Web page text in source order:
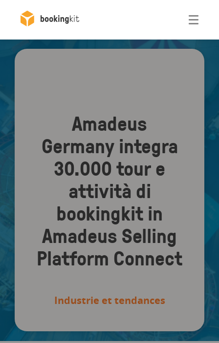
Amadeus
Germany integra
30.000 tour e
attività di
bookingkit in
Amadeus Selling
Platform Connect
Industrie et tendances